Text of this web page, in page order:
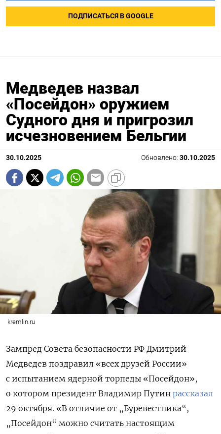
ПОДПИСАТЬСЯ В GOOGLE
Медведев назвал
«Посейдон» оружием
Судного дня и пригрозил
исчезновением Бельгии
30.10.2025 Обновлено: 30.10.2025
kremlin.ru
Зампред Совета безопасности РФ Дмитрий
Медведев поздравил «всех друзей России»
с испытанием ядерной торпеды «Посейдон»,
о котором президент Владимир Путин рассказал
29 октября. «В отличие от „Буревестника“,
„Посейдон“ можно считать настоящим